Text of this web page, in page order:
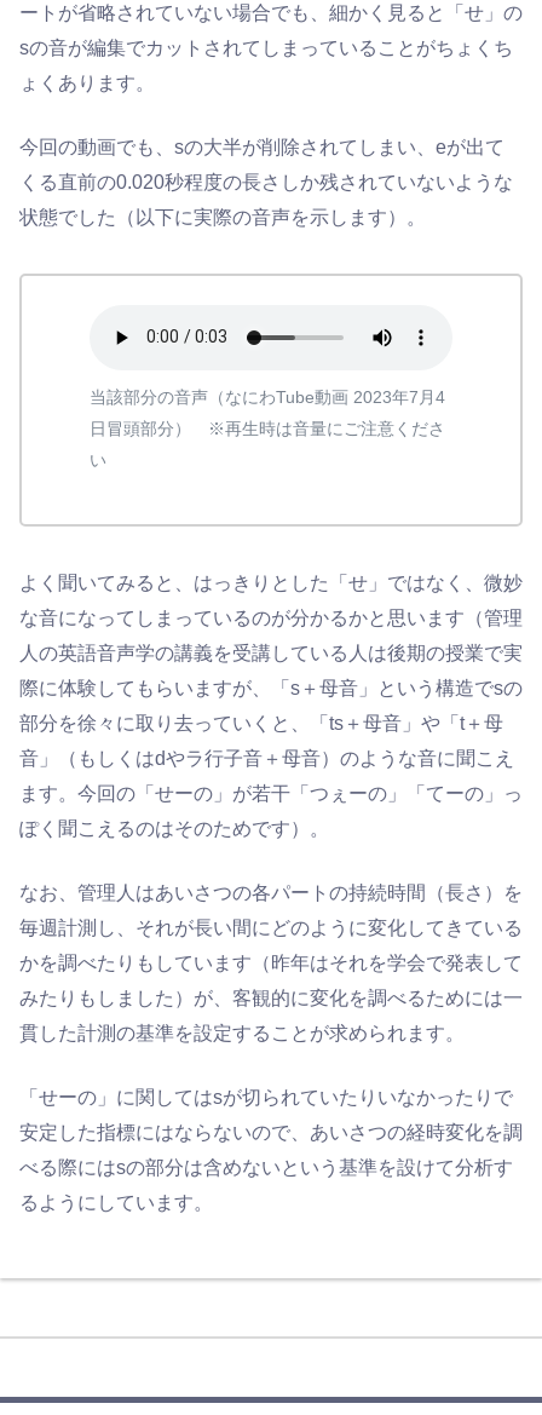
ートが省略されていない場合でも、細かく見ると「せ」の
sの音が編集でカットされてしまっていることがちょくち
ょくあります。
今回の動画でも、sの大半が削除されてしまい、eが出て
くる直前の0.020秒程度の長さしか残されていないような
状態でした（以下に実際の音声を示します）。
当該部分の音声（なにわTube動画 2023年7月4
日冒頭部分） ※再生時は音量にご注意くださ
い
よく聞いてみると、はっきりとした「せ」ではなく、微妙
な音になってしまっているのが分かるかと思います（管理
人の英語音声学の講義を受講している人は後期の授業で実
際に体験してもらいますが、「s＋母音」という構造でsの
部分を徐々に取り去っていくと、「ts＋母音」や「t＋母
音」（もしくはdやラ行子音＋母音）のような音に聞こえ
ます。今回の「せーの」が若干「つぇーの」「てーの」っ
ぽく聞こえるのはそのためです）。
なお、管理人はあいさつの各パートの持続時間（長さ）を
毎週計測し、それが長い間にどのように変化してきている
かを調べたりもしています（昨年はそれを学会で発表して
みたりもしました）が、客観的に変化を調べるためには一
貫した計測の基準を設定することが求められます。
「せーの」に関してはsが切られていたりいなかったりで
安定した指標にはならないので、あいさつの経時変化を調
べる際にはsの部分は含めないという基準を設けて分析す
るようにしています。